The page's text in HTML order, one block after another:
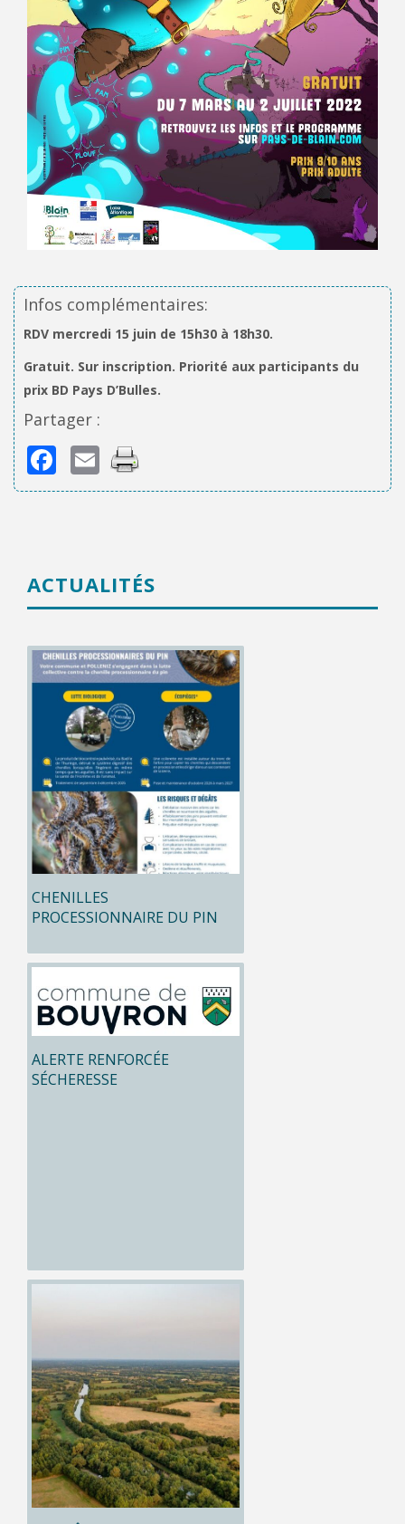
Infos complémentaires:
RDV mercredi 15 juin de 15h30 à 18h30.
Gratuit. Sur inscription. Priorité aux participants du
prix BD Pays D’Bulles.
Partager :
Facebook
Email
ACTUALITÉS
CHENILLES
PROCESSIONNAIRE DU PIN
ALERTE RENFORCÉE
SÉCHERESSE